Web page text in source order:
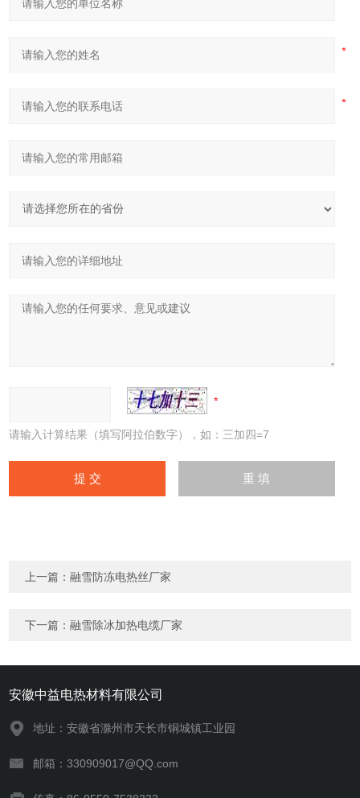
请输入计算结果（填写阿拉伯数字），如：三加四=7
上一篇：融雪防冻电热丝厂家
下一篇：融雪除冰加热电缆厂家
安徽中益电热材料有限公司
地址：安徽省滁州市天长市铜城镇工业园
邮箱：330909017@QQ.com